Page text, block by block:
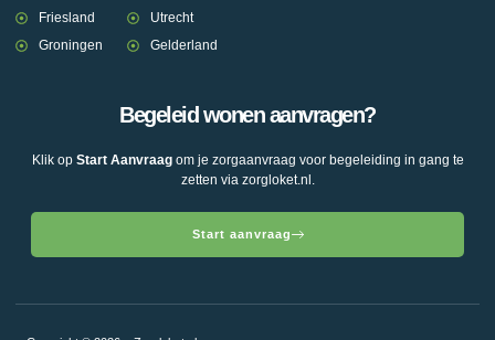
Friesland
Groningen
Utrecht
Gelderland
Begeleid wonen aanvragen?
Klik op Start Aanvraagom je zorgaanvraag voor begeleiding in gang te
zetten via zorgloket.nl.
Start aanvraag